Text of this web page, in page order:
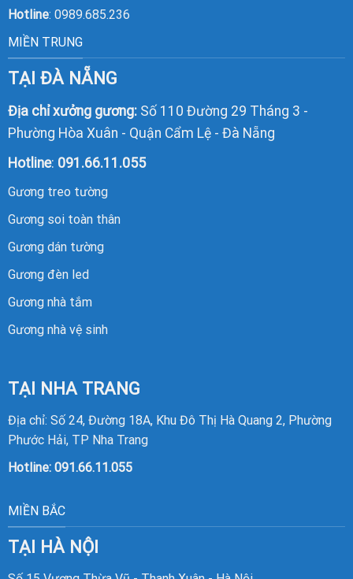
Hotline: 0989.685.236
MIỀN TRUNG
TẠI ĐÀ NẴNG
Địa chỉ xưởng gương:Số 110 Đường 29 Tháng 3 -
Phường Hòa Xuân - Quận Cẩm Lệ - Đà Nẵng
Hotline: 091.66.11.055
Gương treo tường
Gương soi toàn thân
Gương dán tường
Gương đèn led
Gương nhà tắm
Gương nhà vệ sinh
TẠI NHA TRANG
Địa chỉ: Số 24, Đường 18A, Khu Đô Thị Hà Quang 2, Phường
Phước Hải, TP Nha Trang
Hotline: 091.66.11.055
MIỀN BẮC
TẠI HÀ NỘI